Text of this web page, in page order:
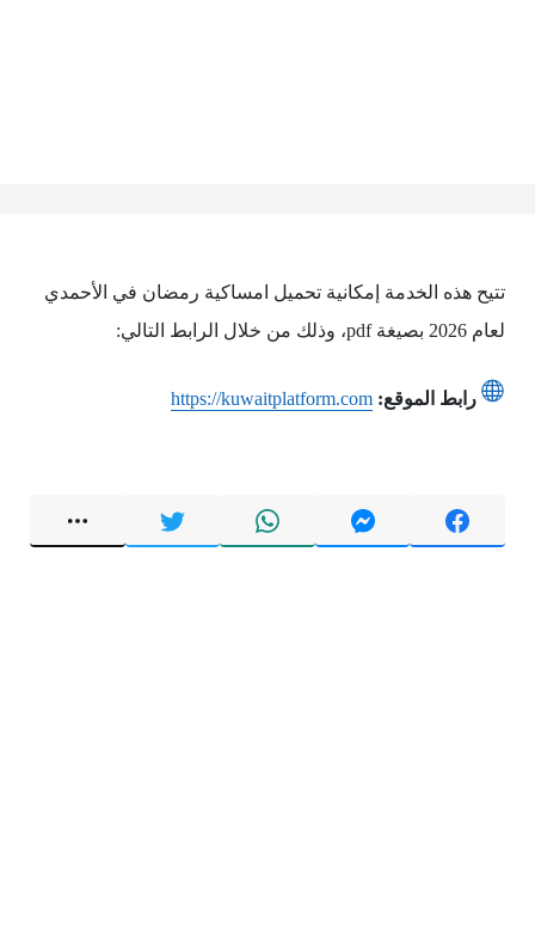
تتيح هذه الخدمة إمكانية تحميل امساكية رمضان في الأحمدي
لعام 2026 بصيغة pdf، وذلك من خلال الرابط التالي:
رابط الموقع: https://kuwaitplatform.com